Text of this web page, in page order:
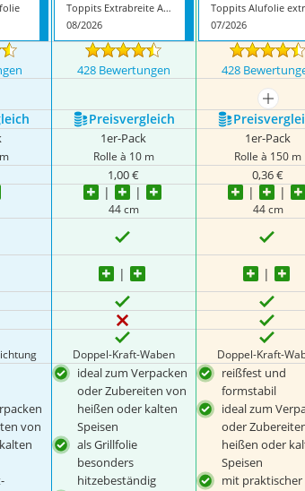
Toppits Extrabreite Alufolie
08/2026
07/2026
428 Bewertungen 428
mehr
Preis­vergleich
1er-Pack
Rolle à 10 m
1er-Pack
Rolle à 150 m
1,00 € 0,36 €
44 cm 44 cm
Doppel-Kraft-Waben Doppel-Kraft-
von
ideal zum Verpacken
oder Zubereiten von
heißen oder kalten
Speisen
als Grillfolie
besonders
hitzebeständig
reißfest und
formstabil
ideal zum
oder
heißen oder
Speisen
mit praktischer